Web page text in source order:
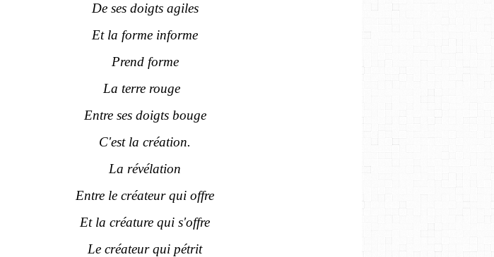
De ses doigts agiles
Et la forme informe
Prend forme
La terre rouge
Entre ses doigts bouge
C'est la création.
La révélation
Entre le créateur qui offre
Et la créature qui s'offre
Le créateur qui pétrit